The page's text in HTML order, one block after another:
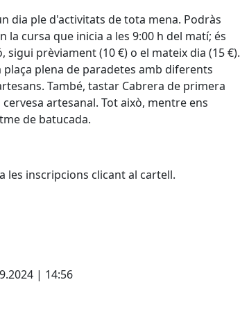
dia ple d'activitats de tota mena. Podràs
la cursa que inicia a les 9:00 h del matí; és
prèviament (10 €) o el mateix dia (15 €).
plena de paradetes amb diferents
També, tastar Cabrera de primera
cervesa artesanal. Tot això, mentre ens
de batucada.
les inscripcions clicant al cartell.
| 14:56